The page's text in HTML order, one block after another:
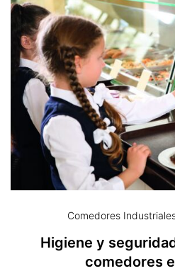
Comedores
Higiene y
comedores